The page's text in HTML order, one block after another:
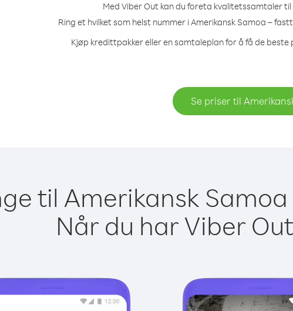
Med Viber Out kan du foreta kvalitetssamtaler
Ring et hvilket som helst nummer i Amerikansk Samoa –
Kjøp kredittpakker eller en samtaleplan for å få de
Se priser til
til Amerikansk
Når du har Viber